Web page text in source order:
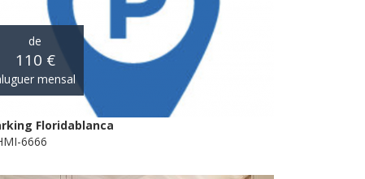
de
110 €
mensal
Floridablanca
6666